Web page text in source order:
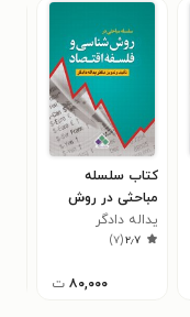
کتاب سلسله
مباحثی در روش
شناسی و فلسفه
اقتصاد
یداله دادگر
۲٫۷(۷)
۸۰,۰۰۰ ت